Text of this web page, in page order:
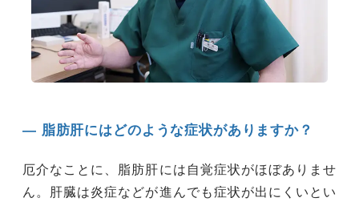
― 脂肪肝にはどのような症状がありますか？
厄介なことに、脂肪肝には自覚症状がほぼありませ
ん。肝臓は炎症などが進んでも症状が出にくいとい